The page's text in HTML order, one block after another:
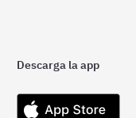
Descarga la app